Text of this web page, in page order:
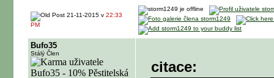
21-11-2015 v 22:33
PM
Bufo35
Stálý Člen
citace: